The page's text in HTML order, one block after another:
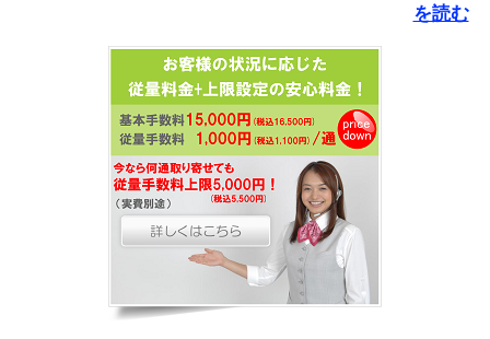
を読む